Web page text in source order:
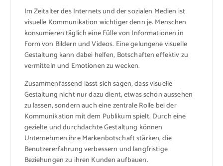
Im Zeitalter des Internets und der sozialen Medien ist
visuelle Kommunikation wichtiger denn je. Menschen
konsumieren täglich eine Fülle von Informationen in
Form von Bildern und Videos. Eine gelungene visuelle
Gestaltung kann dabei helfen, Botschaften effektiv zu
vermitteln und Emotionen zu wecken.
Zusammenfassend lässt sich sagen, dass visuelle
Gestaltung nicht nur dazu dient, etwas schön aussehen
zu lassen, sondern auch eine zentrale Rolle bei der
Kommunikation mit dem Publikum spielt. Durch eine
gezielte und durchdachte Gestaltung können
Unternehmen ihre Markenbotschaft stärken, die
Benutzererfahrung verbessern und langfristige
Beziehungen zu ihren Kunden aufbauen.